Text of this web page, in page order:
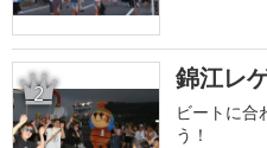
2 錦江レ
ビートに合
う！